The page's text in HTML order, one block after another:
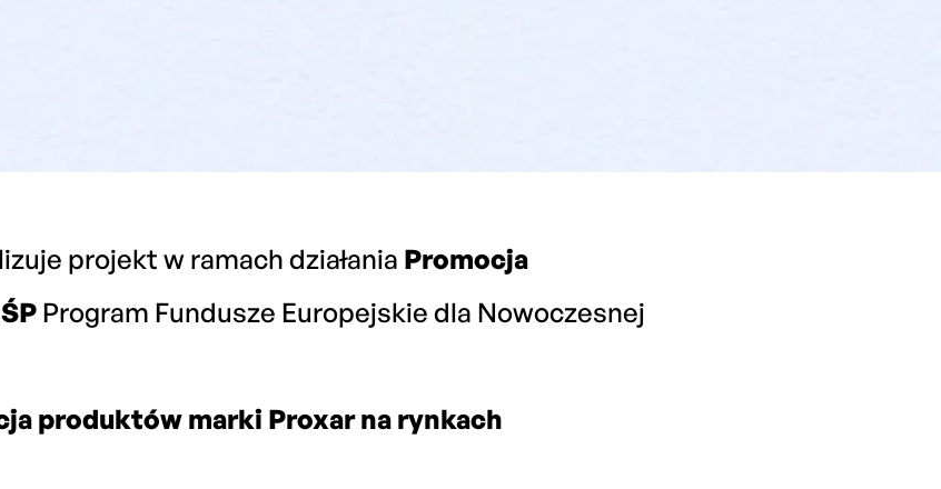
projekt w ramach działania Promocja
Program Fundusze Europejskie dla Nowoczesnej
produktów marki Proxar na rynkach